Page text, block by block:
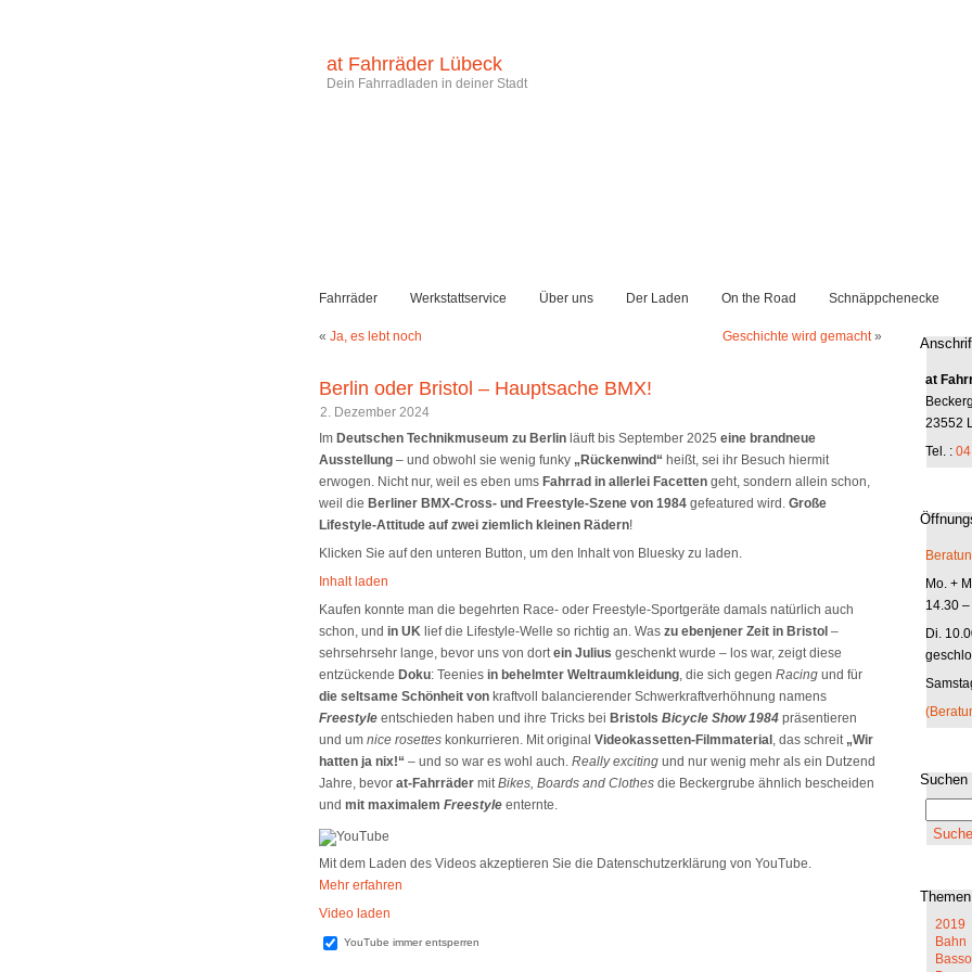
at Fahrräder Lübeck
Dein Fahrradladen in deiner Stadt
Fahrräder Werkstattservice Über uns Der Laden On the Road Schnäppchenecke
« Ja, es lebt noch Geschichte wird gemacht»
Berlin oder Bristol – Hauptsache BMX!
2. Dezember 2024
Im Deutschen Technikmuseum zu Berlin läuft bis September 2025 eine brandneue
Ausstellung – und obwohl sie wenig funky „Rückenwind“ heißt, sei ihr Besuch hiermit
erwogen. Nicht nur, weil es eben ums Fahrrad in allerlei Facetten geht, sondern allein schon,
weil die Berliner BMX-Cross- und Freestyle-Szene von 1984 gefeatured wird. Große
Lifestyle-Attitude auf zwei ziemlich kleinen Rädern!
Klicken Sie auf den unteren Button, um den Inhalt von Bluesky zu laden.
Inhalt laden
Kaufen konnte man die begehrten Race- oder Freestyle-Sportgeräte damals natürlich auch
schon, und in UK lief die Lifestyle-Welle so richtig an. Was zu ebenjener Zeit in Bristol –
sehrsehrsehr lange, bevor uns von dortein Julius geschenkt wurde – los war, zeigt diese
entzückende Doku: Teenies in behelmter Weltraumkleidung, die sich gegen Racing und für
die seltsame Schönheit von kraftvoll balancierender Schwerkraftverhöhnung namens
Freestyle entschieden haben und ihre Tricks bei Bristols Bicycle Show 1984 präsentieren
und um nice rosettes konkurrieren. Mit original Videokassetten-Filmmaterial , das schreit „Wir
hatten ja nix!“ – und so war es wohl auch. Really exciting und nur wenig mehr als ein Dutzend
Jahre, bevor at-Fahrräder mitBikes, Boards and Clothes die Beckergrube ähnlich bescheiden
und mit maximalem Freestyle enternte.
Mit dem Laden des Videos akzeptieren Sie die Datenschutzerklärung von YouTube.
Mehr erfahren
Video laden
YouTube immer entsperren
at
23552
Tel. :
Mo. +
14.30
Di.
Suchen
Themen
2019
Bahn
Basso